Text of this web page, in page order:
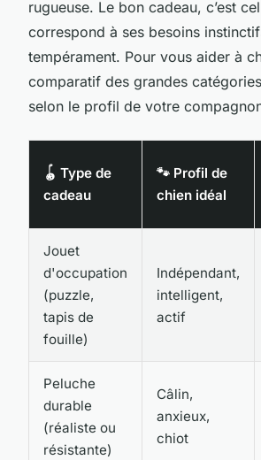
rugueuse. Le bon cadeau, c’est
correspond à ses besoins
tempérament. Pour vous aider à
comparatif des grandes
selon le profil de votre
🪀 Type de
cadeau
🐾 Profil de
chien idéal
Jouet
d'occupation
(puzzle,
tapis de
fouille)
Indépendant,
intelligent,
actif
Peluche
durable
(réaliste ou
résistante)
Câlin,
anxieux,
chiot